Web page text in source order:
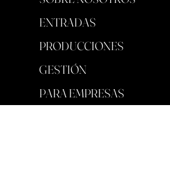
ENTRADAS
PRODUCCIONES
GESTIÓN
PARA EMPRESAS